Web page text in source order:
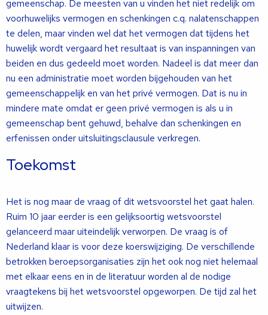
gemeenschap. De meesten van u vinden het niet redelijk om
voorhuwelijks vermogen en schenkingen c.q. nalatenschappen
te delen, maar vinden wel dat het vermogen dat tijdens het
huwelijk wordt vergaard het resultaat is van inspanningen van
beiden en dus gedeeld moet worden. Nadeel is dat meer dan
nu een administratie moet worden bijgehouden van het
gemeenschappelijk en van het privé vermogen. Dat is nu in
mindere mate omdat er geen privé vermogen is als u in
gemeenschap bent gehuwd, behalve dan schenkingen en
erfenissen onder uitsluitingsclausule verkregen.
Toekomst
Het is nog maar de vraag of dit wetsvoorstel het gaat halen.
Ruim 10 jaar eerder is een gelijksoortig wetsvoorstel
gelanceerd maar uiteindelijk verworpen. De vraag is of
Nederland klaar is voor deze koerswijziging. De verschillende
betrokken beroepsorganisaties zijn het ook nog niet helemaal
met elkaar eens en in de literatuur worden al de nodige
vraagtekens bij het wetsvoorstel opgeworpen. De tijd zal het
uitwijzen.